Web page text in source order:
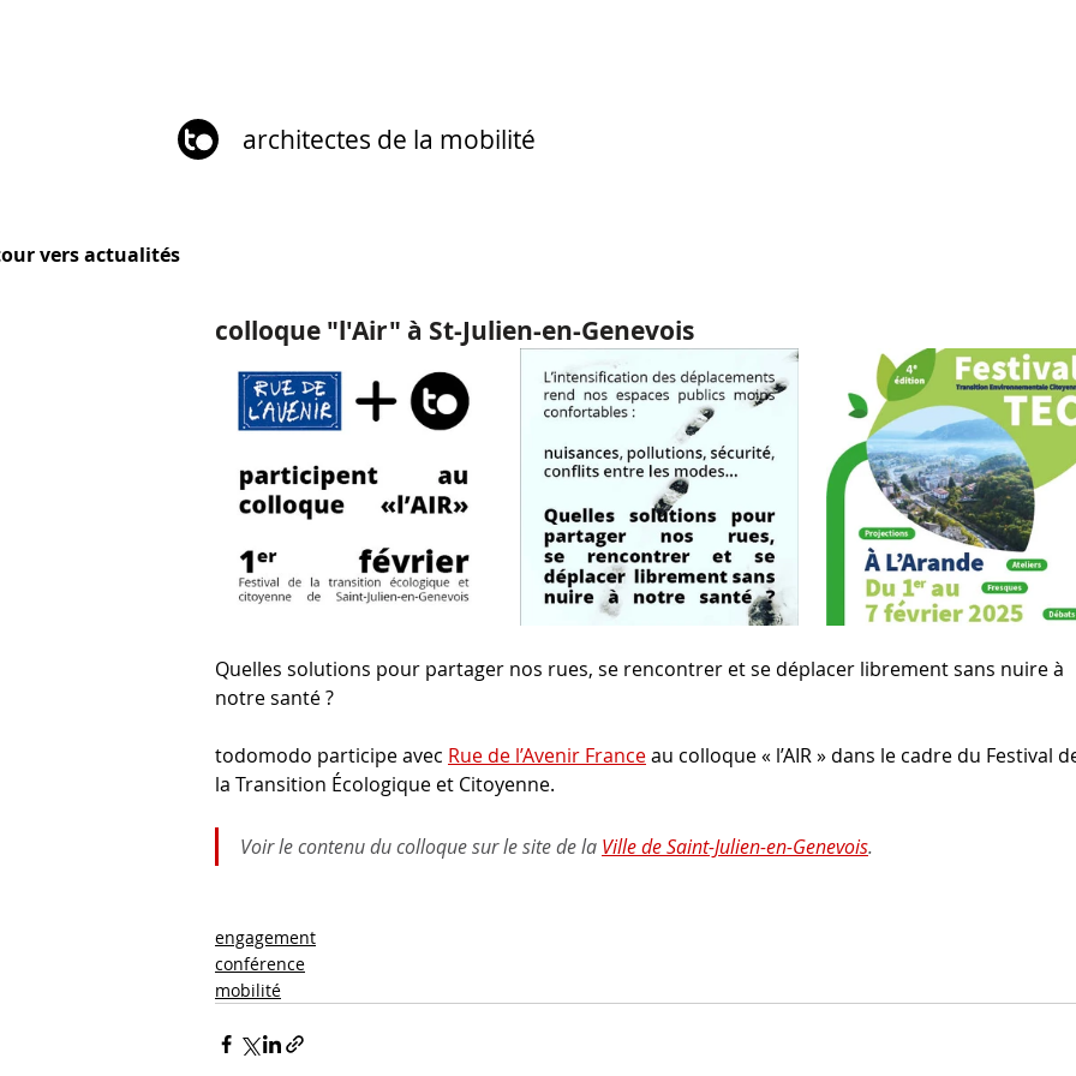
architectes de la mobilité
vers actualités
colloque "l'Air" à St-Julien-en-Genevois
Quelles solutions pour partager nos rues, se rencontrer et se déplacer librement sans nuire à
notre santé ?
todomodo participe avec Rue de l’Avenir France au colloque « l’AIR » dans le cadre du Festival
la Transition Écologique et Citoyenne.
Voir le contenu du colloque sur le site de la Ville de Saint-Julien-en-Genevois.
engagement
conférence
mobilité